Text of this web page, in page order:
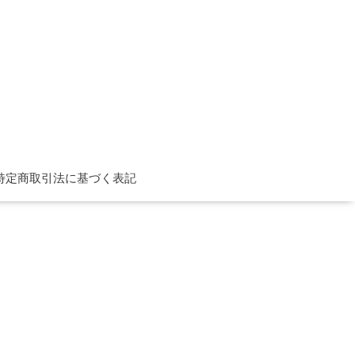
定商取引法に基づく表記